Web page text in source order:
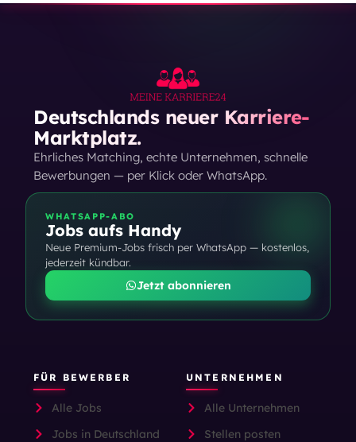
Deutschlands neuer Karriere-
Marktplatz.
Ehrliches Matching, echte Unternehmen, schnelle
Bewerbungen — per Klick oder WhatsApp.
WHATSAPP-ABO
Jobs aufs Handy
Neue Premium-Jobs frisch per WhatsApp — kostenlos,
jederzeit kündbar.
Jetzt abonnieren
FÜR BEWERBER
Alle Jobs
Jobs in Deutschland
UNTERNEHMEN
Alle Unternehmen
Stellen posten